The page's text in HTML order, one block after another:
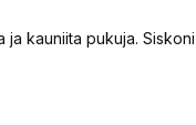
ja kauniita pukuja.